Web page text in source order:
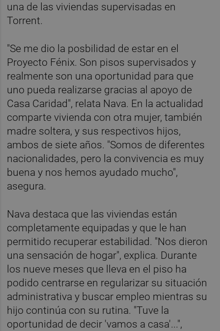
una de las viviendas supervisadas en
Torrent.
"Se me dio la posbilidad de estar en el
Proyecto Fénix. Son pisos supervisados y
realmente son una oportunidad para que
uno pueda realizarse gracias al apoyo de
Casa Caridad", relata Nava. En la actualidad
comparte vivienda con otra mujer, también
madre soltera, y sus respectivos hijos,
ambos de siete años. "Somos de diferentes
nacionalidades, pero la convivencia es muy
buena y nos hemos ayudado mucho",
asegura.
Nava destaca que las viviendas están
completamente equipadas y que le han
permitido recuperar estabilidad. "Nos dieron
una sensación de hogar", explica. Durante
los nueve meses que lleva en el piso ha
podido centrarse en regularizar su situación
administrativa y buscar empleo mientras su
hijo continúa con su rutina. "Tuve la
oportunidad de decir 'vamos a casa'...",